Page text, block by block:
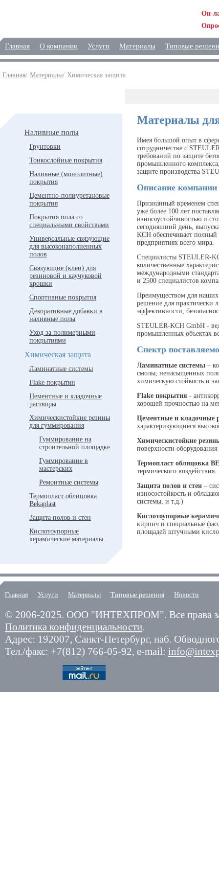
Он-
Главная О компании Услуги Материалы Типовые
Главная/ Материалы/ Химическая защита
Наливные полы
Грунтовки
Тонкослойные покрытия
Наливные (монолитные)
покрытия
Цементно-полиуретановые
покрытия
Покрытия пола со
специальными свойствами
Универсальные связующие
для высоконаполненных
полов
Связующие (клеи) для
резиновой и каучуковой
крошки
Спортивные покрытия
Декоративные добавки в
наливные полы
Уход за полимерными
покрытиями
Химическая защита
Ламинатные системы
Flake покрытия
Цементные и кладочные
растворы
Химическистойкие резины
для гуммирования
Гуммирование на
строительной площадке
Гуммирование в
мастерских
Ремонтные системы
Термопласт облицовка
Bekaplast
Защита полов и стен
Кислотоупорные
керамические материалы
Материалы
Имея большой опыт в
сотрудничестве с
требований по защите
промышленного
защите производства
Описание
Признанный временем
уже более 100 лет
износоустойчивостью и
сегодняшний день,
KCH обеспечивает
предприятиях всего мира.
Специалисты STEULER-
количественные
международными
и 2500 специалистов
Преимуществом для наших
решение для практически
эффективности,
STEULER-KCH GmbH -
промышленных объектах
Спектр
Ламинатные системы –
смолы, ненасыщенных
химическую стойкость и
Flake покрытия -
хорошей прочностью на
Цементные и кладочные
характеризующиеся
Химическистойкие
поверхности
Термопласт облицовка
термического воздействия.
Защита полов и стен –
износостойкость и
системы, и т.д.)
Кислотоупорные
кирпич и специальные
площадей штучными
Главная Услуги Материалы Типовые решения Новости
© 2006-2025. ООО "ИНТЕХПРОМ". Все права
Политика конфиденциальности.
Адрес: 192007, Санкт-Петербург, наб.
Тел./факс: +7(812) 766-05-92, e-mail: